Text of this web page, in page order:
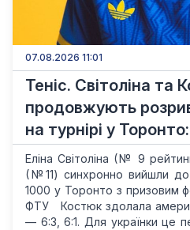
07.08.2026 11:01
Теніс. Світоліна та
продовжують
на турнірі у
Еліна Світоліна (№ 9
(№11) синхронно вийшли до
1000 у Торонто з призовим
ФТУ Костюк здолала
— 6:3, 6:1. Для українки це